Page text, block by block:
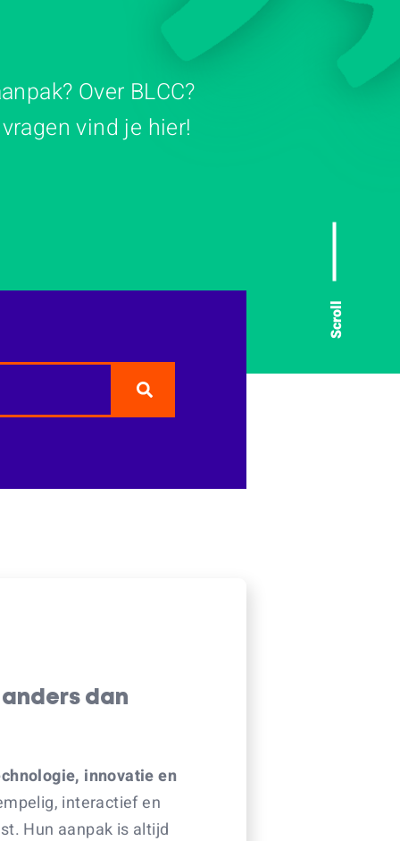
Over BLCC?
vind je hier!
Scroll
dan
innovatie en
interactief en
Hun aanpak is altijd